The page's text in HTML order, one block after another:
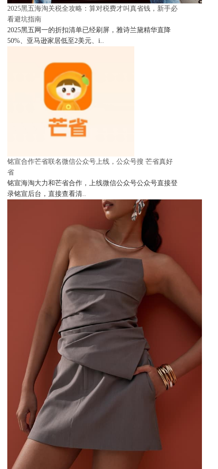
2025黑五海淘关税全攻略：算对税费才叫真省钱，新手必
看避坑指南
2025黑五网一的折扣清单已经刷屏，雅诗兰黛精华直降
50%、亚马逊家居低至2美元、i..
铭宣合作芒省联名微信公众号上线，公众号搜 芒省真好
省
铭宣海淘大力和芒省合作，上线微信公众号公众号直接登
录铭宣后台，直接查看清..